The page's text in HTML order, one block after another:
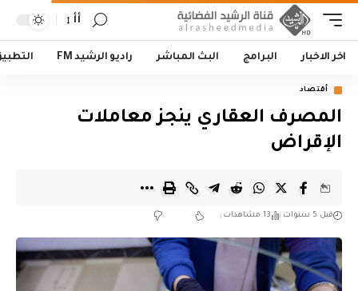
أأ
اخر الاخبار البرامج البث المباشر راديو الرشيد FM
أقتصاد
المصرف العقاري ينجز معاملات
الإقراض
قبل 5 سنوات 13 مشاهدات